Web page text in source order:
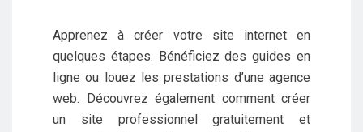
Apprenez à créer votre site internet en
quelques étapes. Bénéficiez des guides en
ligne ou louez les prestations d’une agence
web. Découvrez également comment créer
un site professionnel gratuitement et